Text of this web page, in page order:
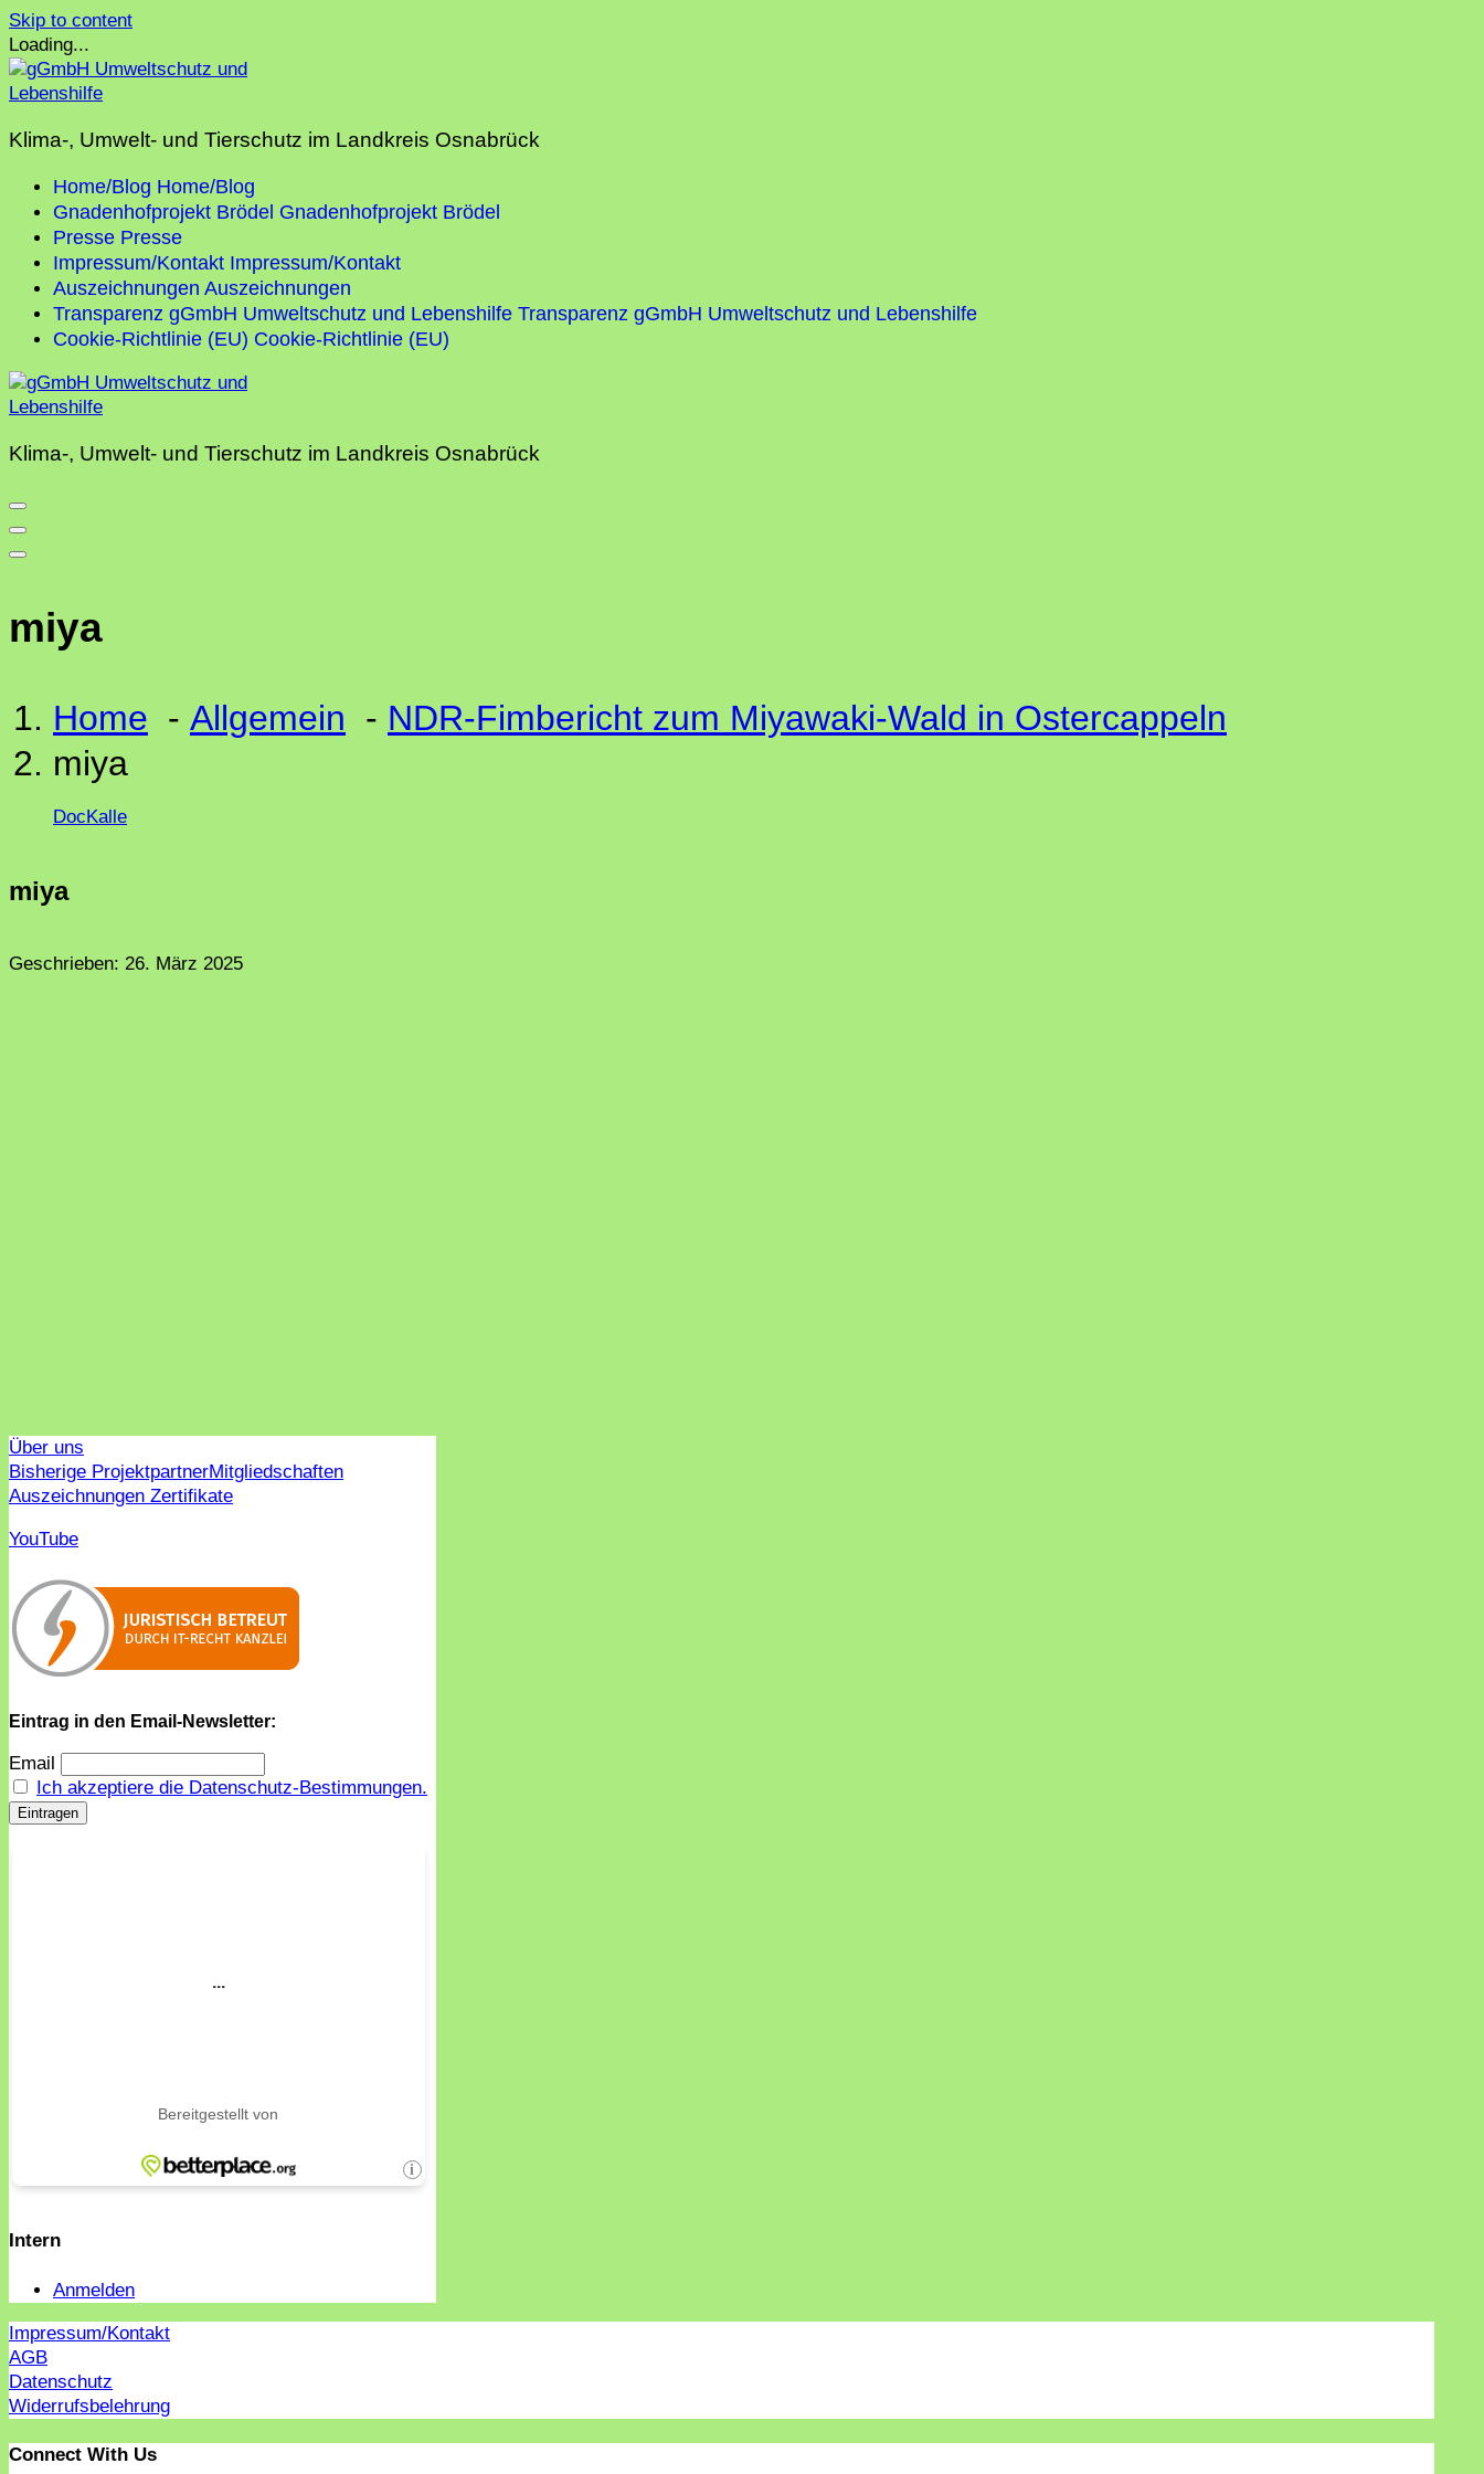
Skip to content
Loading...
Klima-, Umwelt- und Tierschutz im Landkreis Osnabrück
Home/Blog Home/Blog
Gnadenhofprojekt Brödel Gnadenhofprojekt Brödel
Presse Presse
Impressum/Kontakt Impressum/Kontakt
Auszeichnungen Auszeichnungen
Transparenz gGmbH Umweltschutz und Lebenshilfe Transparenz gGmbH Umweltschutz und Lebenshilfe
Cookie-Richtlinie (EU) Cookie-Richtlinie (EU)
Klima-, Umwelt- und Tierschutz im Landkreis Osnabrück
miya
Home - Allgemein - NDR-Fimbericht zum Miyawaki-Wald in Ostercappeln
miya
DocKalle
miya
Geschrieben: 26. März 2025
Über uns
Bisherige ProjektpartnerMitgliedschaften
Auszeichnungen Zertifikate
YouTube
Eintrag in den Email-Newsletter:
Email
Ich akzeptiere die Datenschutz-Bestimmungen.
Intern
Anmelden
Impressum/Kontakt
AGB
Datenschutz
Widerrufsbelehrung
Connect With Us